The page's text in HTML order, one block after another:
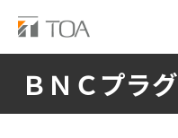
ＢＮＣプラグ